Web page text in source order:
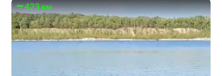
423 км